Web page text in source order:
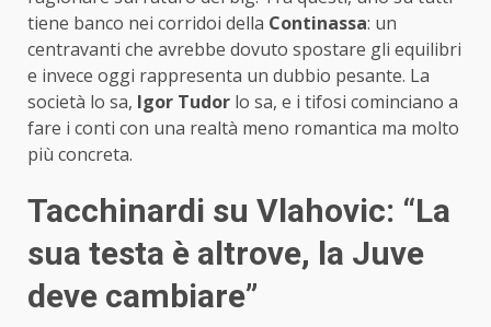
tiene banco nei corridoi della Continassa: un
centravanti che avrebbe dovuto spostare gli equilibri
e invece oggi rappresenta un dubbio pesante. La
società lo sa, Igor Tudor lo sa, e i tifosi cominciano a
fare i conti con una realtà meno romantica ma molto
più concreta.
Tacchinardi su Vlahovic: “La
sua testa è altrove, la Juve
deve cambiare”